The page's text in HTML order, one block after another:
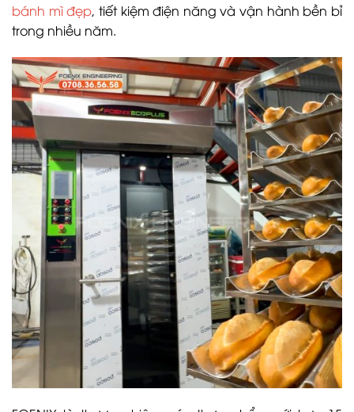
bánh mì đẹp, tiết kiệm điện năng và vận hành bền bỉ
trong nhiều năm.